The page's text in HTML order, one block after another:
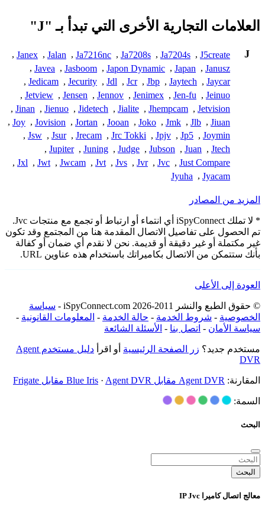
العلامات التجارية الأخرى التي تبدأ بـ "J"
J
J5create
,
Ja7204s
,
Ja7208s
,
Ja7216nc
,
Jalan
,
Janex
,
Janusz
,
Japan
,
Japon Dynamic
,
Jasboom
,
Javea
,
Jaycar
,
Jaytech
,
Jbp
,
Jcr
,
Jdl
,
Jecurity
,
Jedicam
,
Jeinuo
,
Jen-fu
,
Jenimex
,
Jennov
,
Jensen
,
Jetview
,
Jetvision
,
Jhempcam
,
Jialite
,
Jidetech
,
Jienuo
,
Jinan
,
Jiuan
,
Jlb
,
Jmk
,
Joko
,
Jooan
,
Jortan
,
Jovision
,
Joy
,
Joymin
,
Jp5
,
Jpjv
,
Jrc Tokki
,
Jrecam
,
Jsur
,
Jsw
,
Jtech
,
Juan
,
Jubson
,
Judge
,
Juning
,
Jupiter
,
Just Compare
,
Jvc
,
Jvr
,
Jvs
,
Jvt
,
Jwcam
,
Jwt
,
Jxl
,
Jyacam
,
Jyuha
المزيد من المصادر
* لا تملك iSpyConnect أي انتماء أو ارتباط أو تجمع مع منتجات Jvc.
تم الحصول على تفاصيل الاتصال المقدمة هنا من المجتمع وقد تكون
غير مكتملة أو غير دقيقة أو قديمة. نحن لا نقدم أي ضمان أو كفالة
بأنك ستتمكن من الاتصال بكاميراتك باستخدام هذه عناوين URL.
العودة إلى الأعلى
© حقوق الطبع والنشر 2011-2026 iSpyConnect.com -
سياسة
الخصوصية - شروط الخدمة - حالة الخدمة - المعلومات القانونية -
سياسة الأمان - اتصل بنا - الأسئلة الشائعة
مستخدم جديد؟ زر الصفحة الرئيسية أو اقرأ
دليل مستخدم Agent
DVR
المقارنة: Agent DVR مقابل Blue Iris · Agent DVR مقابل Frigate
السمة:
البحث
البحث
معالج اتصال كاميرا IP Jvc